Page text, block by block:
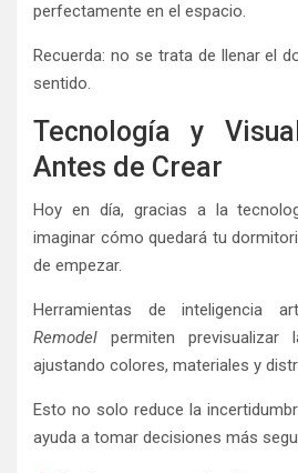
perfectamente en el espacio.
Recuerda: no se trata de llenar el
sentido.
Tecnología y
Antes de Crear
Hoy en día, gracias a la
imaginar cómo quedará tu
de empezar.
Herramientas de inteligencia
Remodel permiten previsualizar
ajustando colores, materiales y
Esto no solo reduce la
ayuda a tomar decisiones más